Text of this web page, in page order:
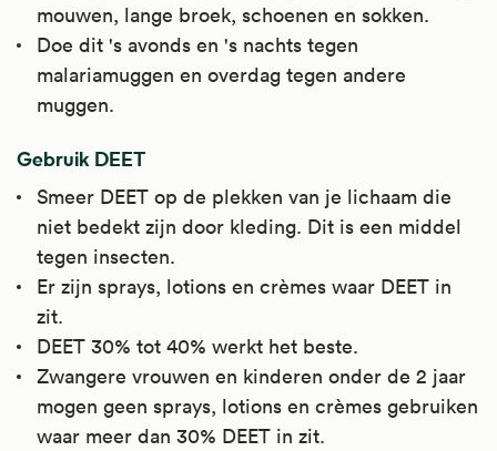
mouwen, lange broek, schoenen en sokken.
Doe dit 's avonds en 's nachts tegen
malariamuggen en overdag tegen andere
muggen.
Gebruik DEET
Smeer DEET op de plekken van je lichaam die
niet bedekt zijn door kleding. Dit is een middel
tegen insecten.
Er zijn sprays, lotions en crèmes waar DEET in
zit.
DEET 30% tot 40% werkt het beste.
Zwangere vrouwen en kinderen onder de 2 jaar
mogen geen sprays, lotions en crèmes gebruiken
waar meer dan 30% DEET in zit.